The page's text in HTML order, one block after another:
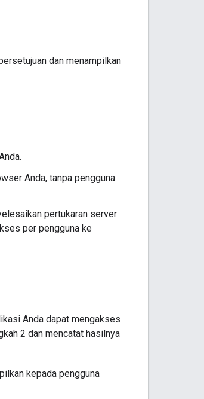
dan menampilkan
Anda, tanpa pengguna
pertukaran server
per pengguna ke
Anda dapat mengakses
2 dan mencatat hasilnya
kepada pengguna